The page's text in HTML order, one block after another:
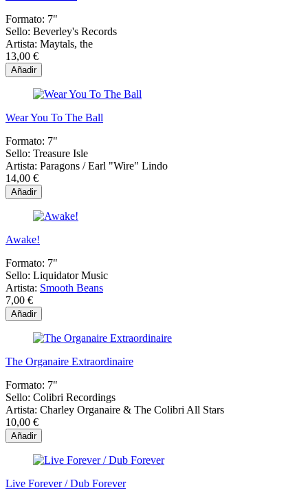
Formato: 7"
Sello: Beverley's Records
Artista: Maytals, the
13,00 €
Añadir
Wear You To The Ball
Formato: 7"
Sello: Treasure Isle
Artista: Paragons / Earl "Wire" Lindo
14,00 €
Añadir
Awake!
Formato: 7"
Sello: Liquidator Music
Artista: Smooth Beans
7,00 €
Añadir
The Organaire Extraordinaire
Formato: 7"
Sello: Colibri Recordings
Artista: Charley Organaire & The Colibri All Stars
10,00 €
Añadir
Live Forever / Dub Forever